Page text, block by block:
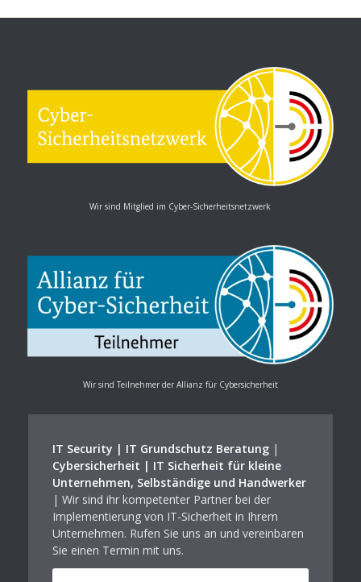
Wir sind Mitglied im Cyber-Sicherheitsnetzwerk
Wir sind Teilnehmer der Allianz für Cybersicherheit
IT Security | IT Grundschutz Beratung|
Cybersicherheit | IT Sicherheit für kleine
Unternehmen, Selbständige und Handwerker
| Wir sind ihr kompetenter Partner bei der
Implementierung von IT-Sicherheit in Ihrem
Unternehmen. Rufen Sie uns an und vereinbaren
Sie einen Termin mit uns.